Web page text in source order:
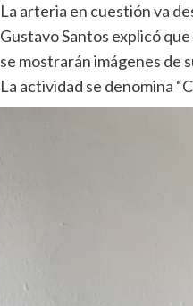
La arteria en cuestión va
Gustavo Santos explicó
se mostrarán imágenes de
La actividad se denomina